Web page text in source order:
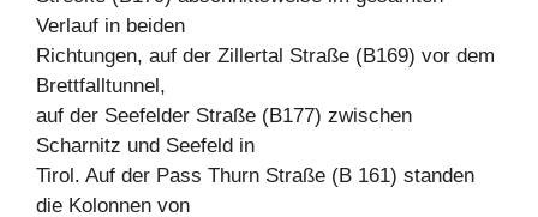
Verlauf in beiden
Richtungen, auf der Zillertal Straße (B169) vor dem
Brettfalltunnel,
auf der Seefelder Straße (B177) zwischen
Scharnitz und Seefeld in
Tirol. Auf der Pass Thurn Straße (B 161) standen
die Kolonnen von